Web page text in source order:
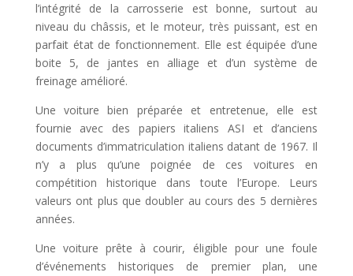
l’intégrité de la carrosserie est bonne, surtout au
niveau du châssis, et le moteur, très puissant, est en
parfait état de fonctionnement. Elle est équipée d’une
boite 5, de jantes en alliage et d’un système de
freinage amélioré.
Une voiture bien préparée et entretenue, elle est
fournie avec des papiers italiens ASI et d’anciens
documents d’immatriculation italiens datant de 1967. Il
n’y a plus qu’une poignée de ces voitures en
compétition historique dans toute l’Europe. Leurs
valeurs ont plus que doubler au cours des 5 dernières
années.
Une voiture prête à courir, éligible pour une foule
d’événements historiques de premier plan, une